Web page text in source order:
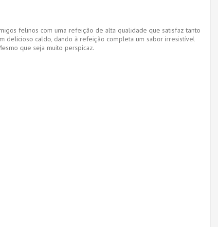
felinos com uma refeição de alta qualidade que satisfaz tanto
delicioso caldo, dando à refeição completa um sabor irresistível
que seja muito perspicaz.